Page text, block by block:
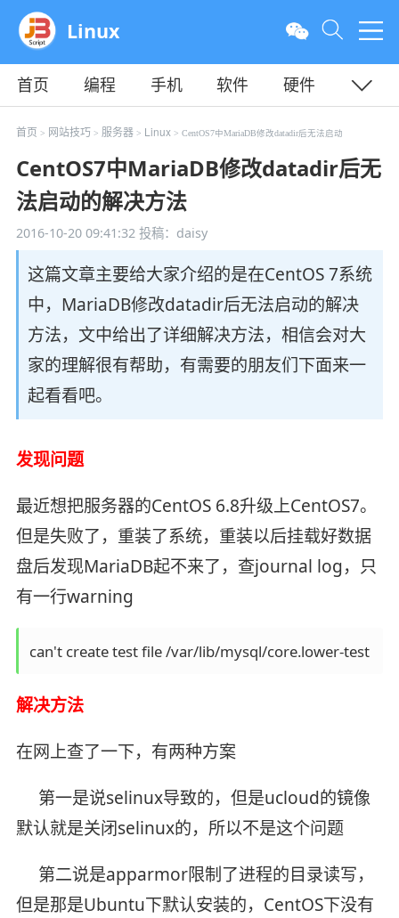
Linux
首页 编程 手机 软件
硬件
教程
平面 服务器
首页 > 网站技巧 > 服务器> Linux> CentOS7中MariaDB修改datadir后无法启动
CentOS7中MariaDB修改datadir后无
法启动的解决方法
2016-10-20 09:41:32投稿：daisy
这篇文章主要给大家介绍的是在CentOS 7系统
中，MariaDB修改datadir后无法启动的解决
方法，文中给出了详细解决方法，相信会对大
家的理解很有帮助，有需要的朋友们下面来一
起看看吧。
发现问题
最近想把服务器的CentOS 6.8升级上CentOS7。
但是失败了，重装了系统，重装以后挂载好数据
盘后发现MariaDB起不来了，查journal log，只
有一行warning
can't create test file /var/lib/mysql/core.lower-test
解决方法
在网上查了一下，有两种方案
第一是说selinux导致的，但是ucloud的镜像
默认就是关闭selinux的，所以不是这个问题
第二说是apparmor限制了进程的目录读写，
但是那是Ubuntu下默认安装的，CentOS下没有